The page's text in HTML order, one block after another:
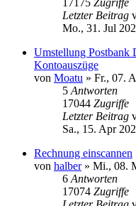
Letzter Beitrag
Mo., 31. Jul
Umstellung Postbank
Kontoauszüge
von Moatu » Fr., 07.
5 Antworten
17044 Zugriffe
Letzter Beitrag
Sa., 15. Apr
Rechnung einscannen
von halber» Mi., 08.
6 Antworten
17074 Zugriffe